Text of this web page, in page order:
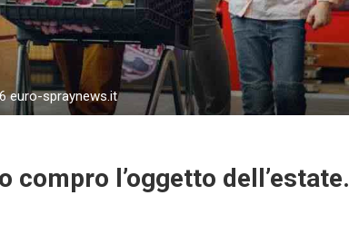
euro-spraynews.it
compro l’oggetto dell’estate.